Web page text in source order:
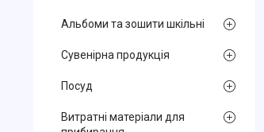
Альбоми та зошити шкільні
Сувенірна продукція
Посуд
Витратні матеріали для